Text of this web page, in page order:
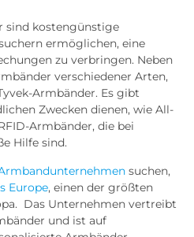
sind kostengünstige
ermöglichen, eine
zu verbringen. Neben
verschiedener Arten,
Armbänder. Es gibt
Zwecken dienen, wie All-
Armbänder, die bei
Hilfe sind.
suchen,
Europe, einen der größten
Das Unternehmen vertreibt
und ist auf